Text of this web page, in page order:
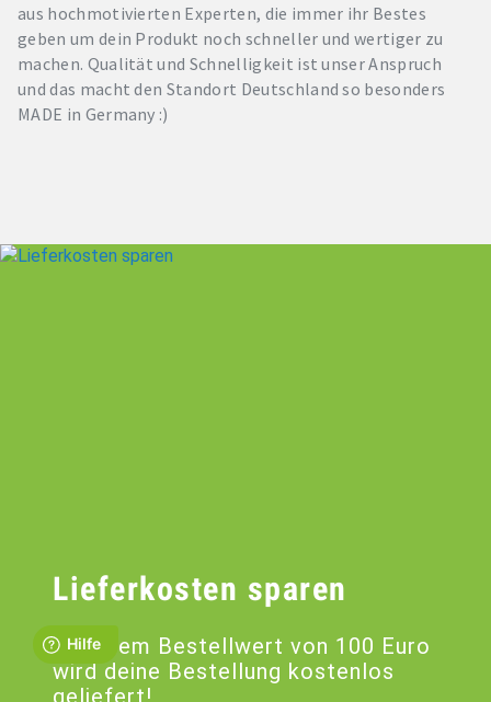
aus hochmotivierten Experten, die immer ihr Bestes
geben um dein Produkt noch schneller und wertiger zu
machen. Qualität und Schnelligkeit ist unser Anspruch
und das macht den Standort Deutschland so besonders
MADE in Germany :)
Lieferkosten sparen
Ab einem Bestellwert von 100 Euro
wird deine Bestellung kostenlos
geliefert!